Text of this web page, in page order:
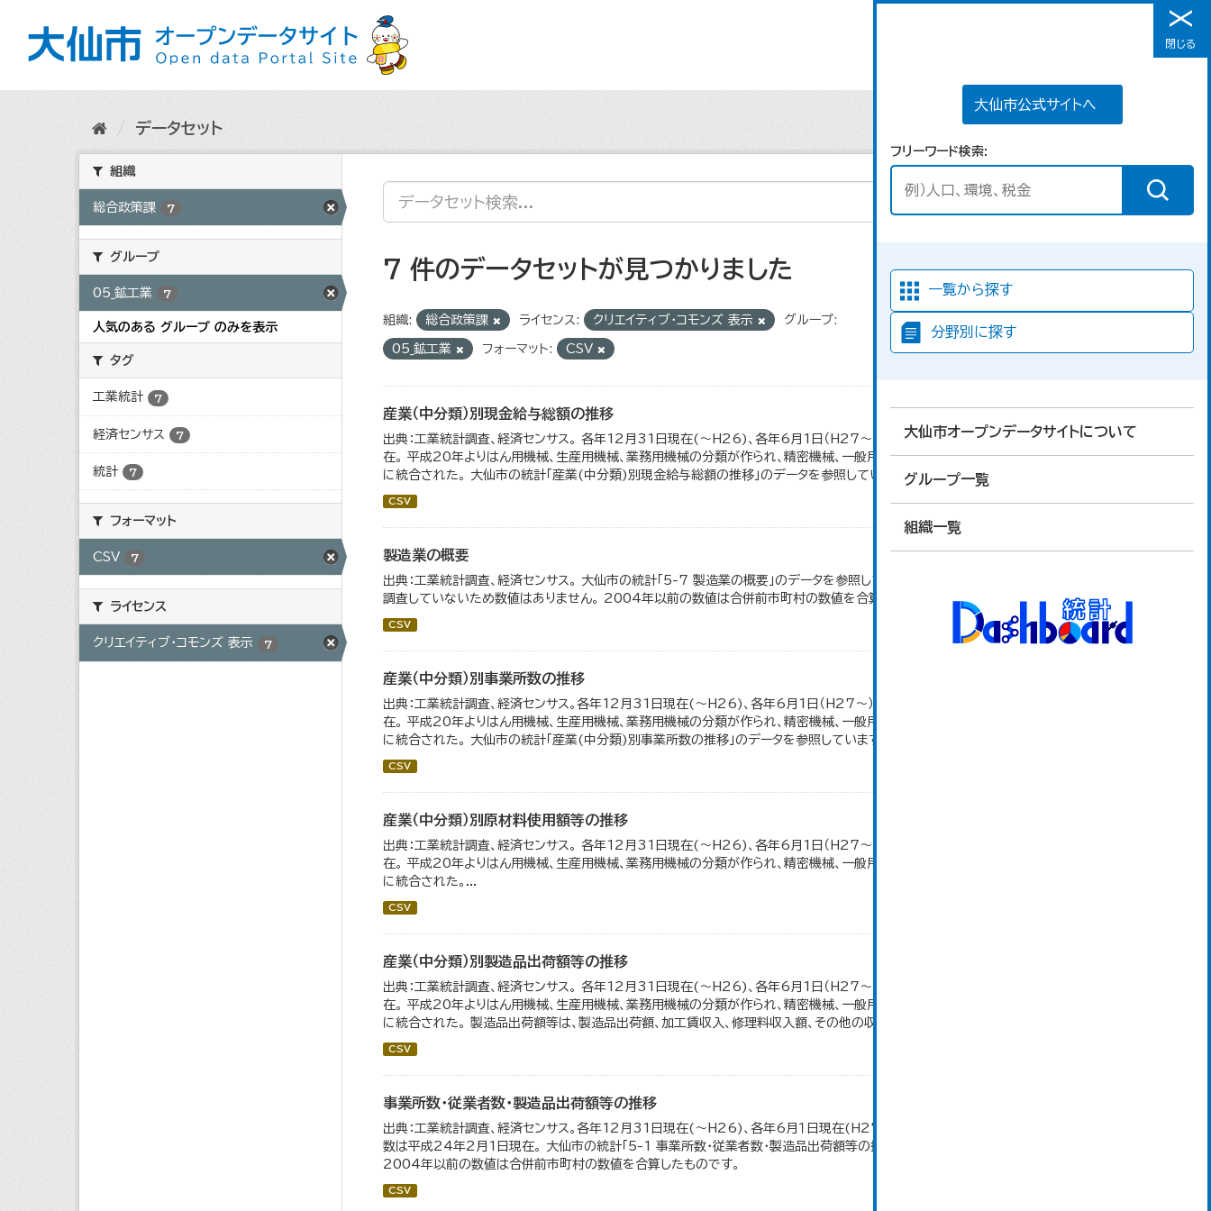
メニュー
大仙市公式サイトへ
フリーワード検索
一覧から探す
分野別に探す
大仙市オープンデータサイトについて
グループ一覧
組織一覧
閉じる
データセット
組織
総合政策課 7
グループ
05_鉱工業 7
人気のある グループ のみを表示
タグ
工業統計 7
経済センサス 7
統計 7
フォーマット
CSV 7
ライセンス
クリエイティブ・コモンズ 表示 7
7 件のデータセットが見つかりました
組織: 総合政策課 ライセンス: クリエイティブ・コモンズ 表示 グループ:
05_鉱工業 フォーマット: CSV
産業（中分類）別現金給与総額の推移
出典：工業統計調査、経済センサス。 各年12月31日現在(～H26)、各年6月1日（H27～）・平成23年のみ平成24年2月1日現
在。 平成20年よりはん用機械、生産用機械、業務用機械の分類が作られ、精密機械、一般用機械の分類は廃止。また、衣服は繊維
に統合された。 大仙市の統計「産業(中分類)別現金給与総額の推移」のデータを参照しています。...
CSV
製造業の概要
出典：工業統計調査、経済センサス。 大仙市の統計「5-7 製造業の概要」のデータを参照しています。 2007年以前は「生産額」を
調査していないため数値はありません。 2004年以前の数値は合併前市町村の数値を合算したものです。
CSV
産業（中分類）別事業所数の推移
出典：工業統計調査、経済センサス。各年12月31日現在(～H26)、各年6月1日（H27～）・平成23年のみ平成24年2月1日現
在。 平成20年よりはん用機械、生産用機械、業務用機械の分類が作られ、精密機械、一般用機械の分類は廃止。また、衣服は繊維
に統合された。 大仙市の統計「産業(中分類)別事業所数の推移」のデータを参照しています。...
CSV
産業（中分類）別原材料使用額等の推移
出典：工業統計調査、経済センサス。 各年12月31日現在(～H26)、各年6月1日（H27～）・平成23年のみ平成24年2月1日現
在。 平成20年よりはん用機械、生産用機械、業務用機械の分類が作られ、精密機械、一般用機械の分類は廃止。また、衣服は繊維
に統合された。...
CSV
産業（中分類）別製造品出荷額等の推移
出典：工業統計調査、経済センサス。 各年12月31日現在(～H26)、各年6月1日（H27～）・平成23年のみ平成24年2月1日現
在。 平成20年よりはん用機械、生産用機械、業務用機械の分類が作られ、精密機械、一般用機械の分類は廃止。また、衣服は繊維
に統合された。 製造品出荷額等は、製造品出荷額、加工賃収入、修理料収入額、その他の収入額の合計。...
CSV
事業所数・従業者数・製造品出荷額等の推移
出典：工業統計調査、経済センサス。各年12月31日現在(～H26)、各年6月１日現在(H27～)。 平成23年のみ事業所数、従業者
数は平成24年2月1日現在。 大仙市の統計「5-1 事業所数・従業者数・製造品出荷額等の推移」のデータを参照しています。
2004年以前の数値は合併前市町村の数値を合算したものです。
CSV